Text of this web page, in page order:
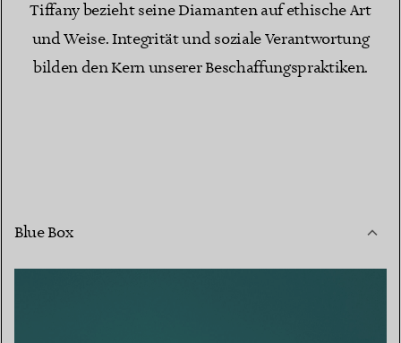
Tiffany bezieht seine Diamanten auf ethische Art
und Weise. Integrität und soziale Verantwortung
bilden den Kern unserer Beschaffungspraktiken.
Blue Box